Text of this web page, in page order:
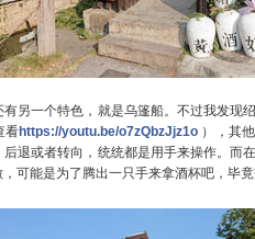
一个特色，就是乌篷船。不过我发现
看https://youtu.be/o7zQbzJjz1o ），其
退或者转向，统统都是用手来操作。而
可能是为了腾出一只手来拿酒杯吧，毕